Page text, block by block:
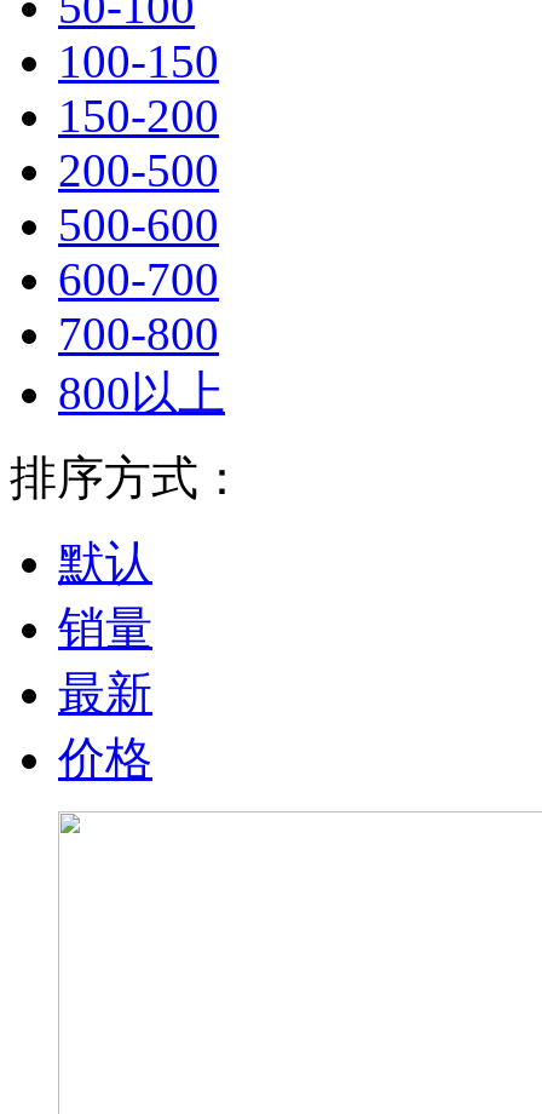
100-150
150-200
200-500
500-600
600-700
700-800
800以上
排序方式：
默认
销量
最新
价格